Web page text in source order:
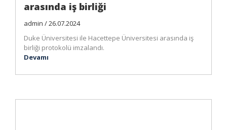
arasında iş birliği
admin / 26.07.2024
Duke Üniversitesi ile Hacettepe Üniversitesi arasında iş
birliği protokolü imzalandı.
Devamı